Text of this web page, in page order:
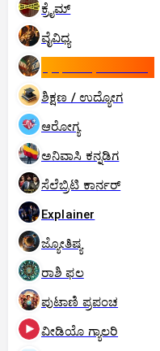
ಕ್ರೈಮ್
ವೈವಿಧ್ಯ
ಶಿಕ್ಷಣ / ಉದ್ಯೋಗ
ಆರೋಗ್ಯ
ಅನಿವಾಸಿ ಕನ್ನಡಿಗ
ಸೆಲೆಬ್ರಿಟಿ ಕಾರ್ನರ್‌
Explainer
ಜ್ಯೋತಿಷ್ಯ
ರಾಶಿ ಫಲ
ಪುಟಾಣಿ ಪ್ರಪಂಚ
ವೀಡಿಯೊ ಗ್ಯಾಲರಿ